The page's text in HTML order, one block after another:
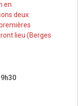
en
deux
lieu (Berges